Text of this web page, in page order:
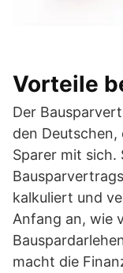
Vorteile
Der
den
Sparer mit sich.
kalkuliert und
Anfang an, wie
macht die